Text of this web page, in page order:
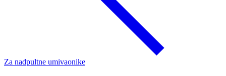
Za nadpultne umivaonike